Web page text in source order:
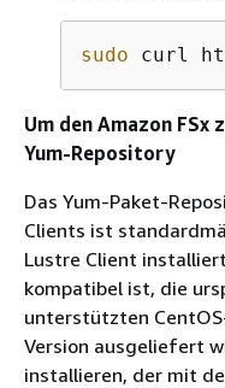
sudo curl
Um den Amazon FSx
Yum-Repository
Das Yum-Paket-
Clients ist
Lustre Client
kompatibel ist, die
unterstützten
Version ausgeliefert
installieren, der mit